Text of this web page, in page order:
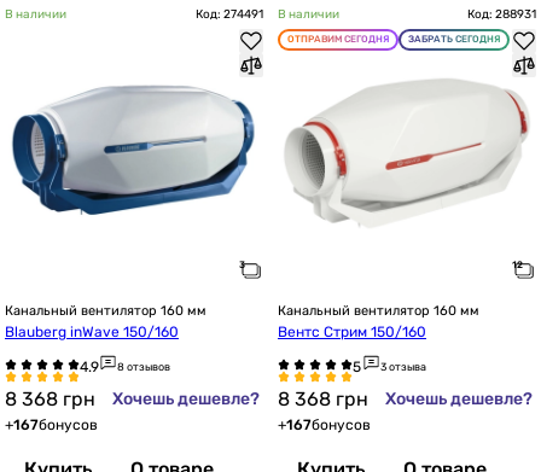
В наличии Код: 274491
Канальный вентилятор 160 мм
Blauberg inWave 150/160
8 отзывов
8 368 грн Хочешь дешевле?
+167бонусов
В наличии Код: 288931
ОТПРАВИМ СЕГОДНЯ ЗАБРАТЬ СЕГОДНЯ
Канальный вентилятор 160 мм
Вентс Стрим 150/160
3 отзыва
8 368 грн Хочешь дешевле?
+167бонусов